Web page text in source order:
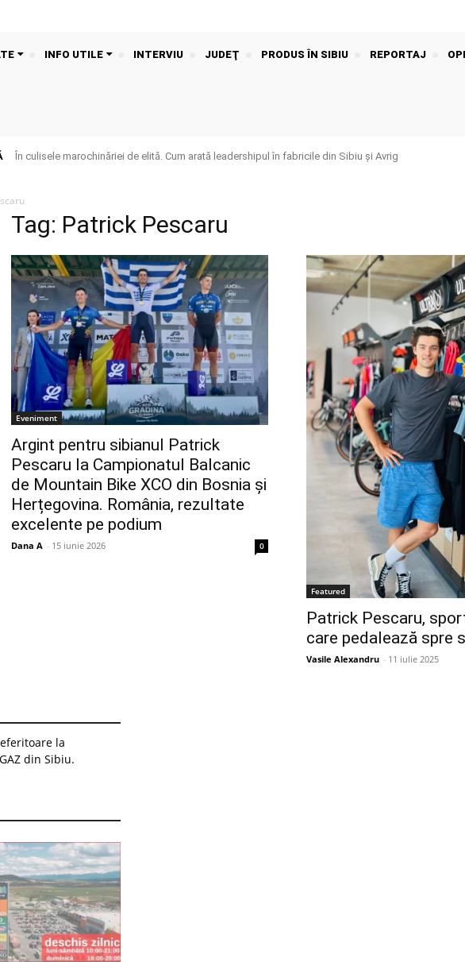
INFO UTILE INTERVIU JUDEŢ PRODUS ÎN SIBIU REPORTAJ
În culisele marochinăriei de elită. Cum arată leadershipul în fabricile din Sibiu și Avrig
Tag: Patrick Pescaru
Eveniment
Argint pentru sibianul Patrick
Pescaru la Campionatul Balcanic
de Mountain Bike XCO din Bosnia și
Herțegovina. România, rezultate
excelente pe podium
Dana A - 15 iunie 2026 0
Featured
Patrick Pescaru,
care pedalează spre
Vasile Alexandru - 11 iulie 2025
la
din Sibiu.